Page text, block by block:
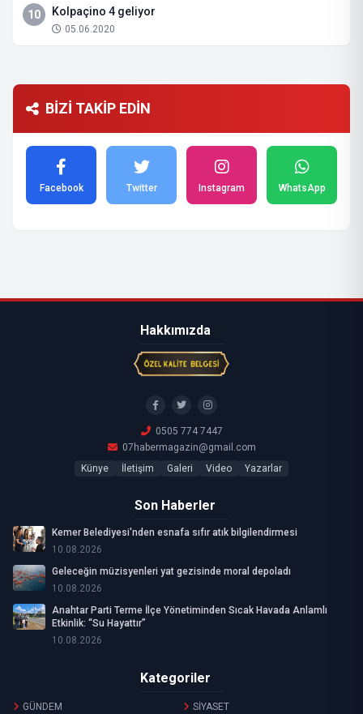
10 Kolpaçino 4 geliyor
05.06.2020
BİZİ TAKİP EDİN
Facebook Twitter Instagram WhatsApp
Hakkımızda
0505 774 7447
07habermagazin@gmail.com
Künye
İletişim Galeri Video Yazarlar
Son Haberler
Kemer Belediyesi'nden esnafa sıfır atık bilgilendirmesi
10.08.2026
Geleceğin müzisyenleri yat gezisinde moral depoladı
10.08.2026
Anahtar Parti Terme İlçe Yönetiminden Sıcak Havada Anlamlı
Etkinlik: “Su Hayattır”
10.08.2026
Kategoriler
GÜNDEM SİYASET